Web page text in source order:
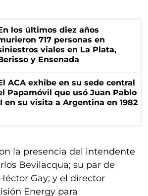
los últimos diez años
717 personas en
viales en La Plata,
y Ensenada
ACA exhibe en su sede central
Papamóvil que usó Juan Pablo
en su visita a Argentina en 1982
la presencia del intendente
Bevilacqua; su par de
Gay; y el director
Energy para